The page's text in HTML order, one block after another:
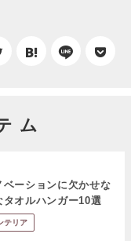
ム
ベーションに欠かせな
タオルハンガー10選
テリア